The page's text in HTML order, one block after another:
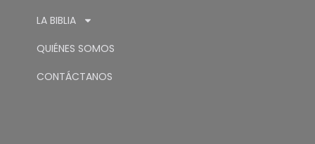
LA BIBLIA
QUIÉNES SOMOS
CONTÁCTANOS